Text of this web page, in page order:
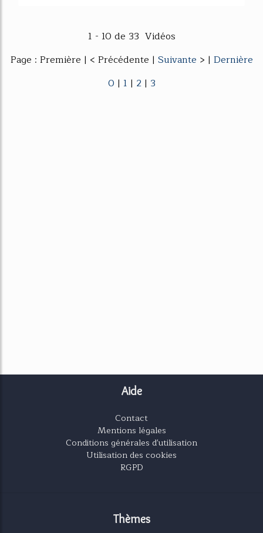
1 - 10 de 33 Vidéos
Page : Première | < Précédente | Suivante > | Dernière
0 | 1 | 2| 3
Aide
Contact
Mentions légales
Conditions générales d'utilisation
Utilisation des cookies
RGPD
Thèmes